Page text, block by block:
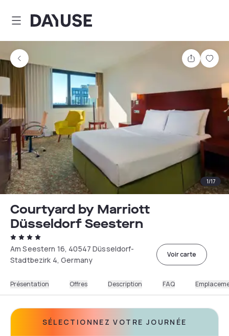
Dayuse
Partager
1/17
Courtyard by Marriott
Düsseldorf Seestern
Am Seestern 16, 40547 Düsseldorf-
Stadtbezirk 4, Germany
Voir carte
Présentation Offres Description FAQ
SÉLECTIONNEZ VOTRE JOURNÉE